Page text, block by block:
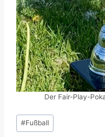
Der Fair-Play-
Schlagworte:
#Fußball